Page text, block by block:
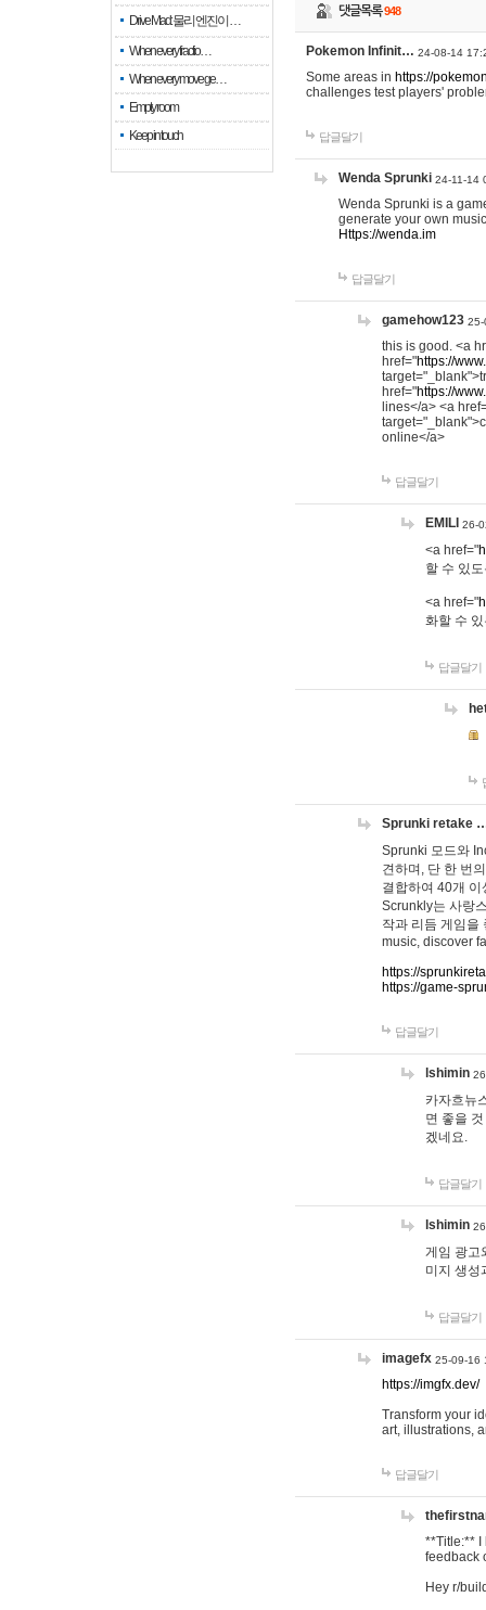
Drive Mad: 물리 엔진이 …
When every fractio…
When every move ge…
Empty room
Keep in touch
댓글목록948
Pokemon Infinit… 24-08-14
Some areas in https://
challenges test players'
답글달기
Wenda Sprunki 24-11-14
Wenda Sprunki is a
generate your own
Https://wenda.im
답글달기
gamehow123 25-
this is good. <a
href="https://
href="https://
lines</a> <a
online</a>
답글달기
EMILI 26-
<a href="
할 수 있
<a href="
화할 수
답글달기
Sprunki retake
Sprunki 모드와
견하며, 단 한 번
결합하여 40개
Scrunkly는 사랑
작과 리듬 게임을
music, discover
https://
https://game-
답글달기
lshimin
카자흐뉴
면 좋을
겠네요.
답글달기
lshimin
게임 광고
미지 생성
답글달기
imagefx 25-09-16
https://imgfx.dev/
Transform your
art, illustrations,
답글달기
**Title:** I
feedback
Hey r/